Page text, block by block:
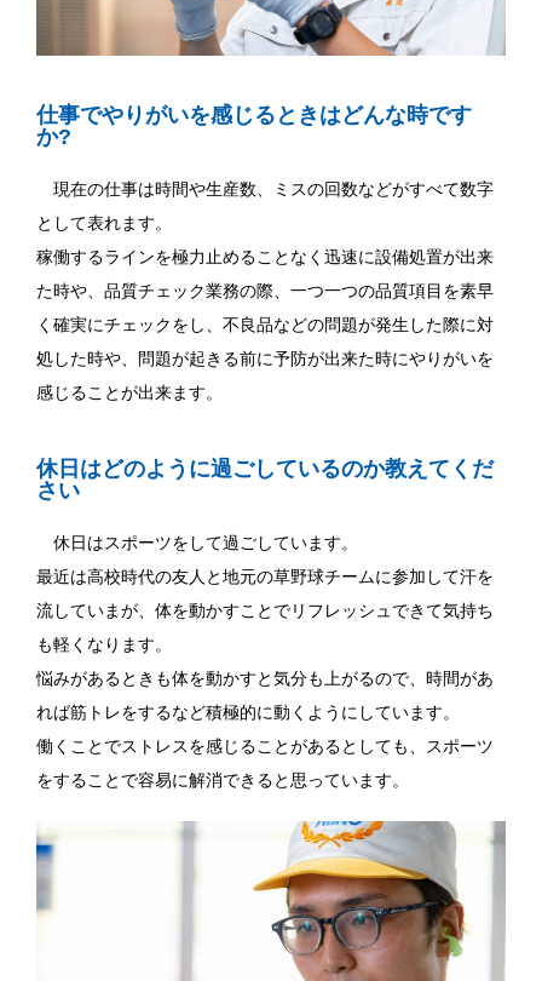
仕事でやりがいを感じるときはどんな時です
か?
現在の仕事は時間や生産数、ミスの回数などがすべて数字
として表れます。
稼働するラインを極力止めることなく迅速に設備処置が出来
た時や、品質チェック業務の際、一つ一つの品質項目を素早
く確実にチェックをし、不良品などの問題が発生した際に対
処した時や、問題が起きる前に予防が出来た時にやりがいを
感じることが出来ます。
休日はどのように過ごしているのか教えてくだ
さい
休日はスポーツをして過ごしています。
最近は高校時代の友人と地元の草野球チームに参加して汗を
流していまが、体を動かすことでリフレッシュできて気持ち
も軽くなります。
悩みがあるときも体を動かすと気分も上がるので、時間があ
れば筋トレをするなど積極的に動くようにしています。
働くことでストレスを感じることがあるとしても、スポーツ
をすることで容易に解消できると思っています。